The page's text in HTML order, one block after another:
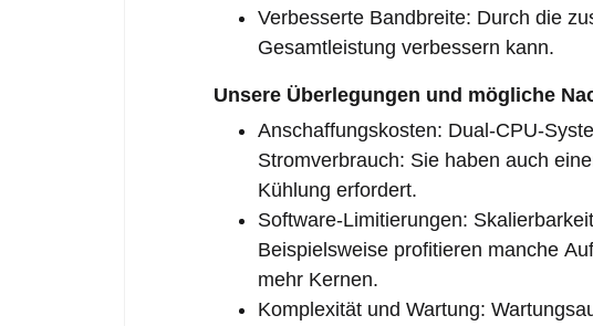
Verbesserte Bandbreite: Durch die
Gesamtleistung verbessern kann.
Unsere Überlegungen und mögliche
Anschaffungskosten: Dual-CPU-
Stromverbrauch: Sie haben auch
Kühlung erfordert.
Software-Limitierungen:
Beispielsweise profitieren manche
mehr Kernen.
Komplexität und Wartung: